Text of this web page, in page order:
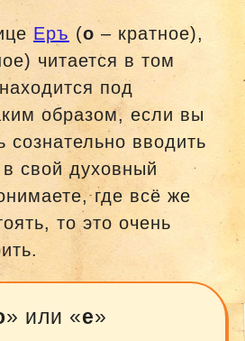
Еръ (о – кратное),
читается в том
под
образом, если вы
сознательно вводить
свой духовный
где всё же
то это очень
» или «е»